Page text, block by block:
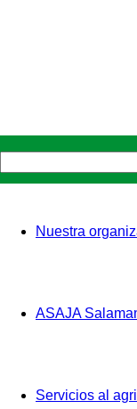
Nuestra
ASAJA
Servicios al